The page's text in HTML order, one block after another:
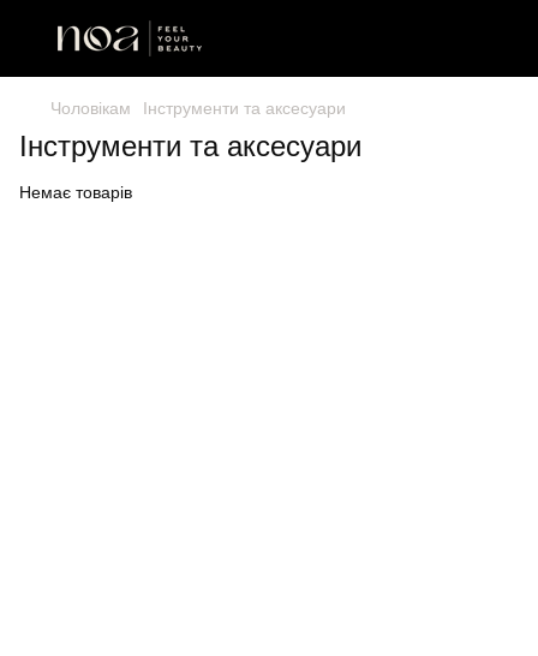
Чоловікам Інструменти та аксесуари
Інструменти та аксесуари
Немає товарів